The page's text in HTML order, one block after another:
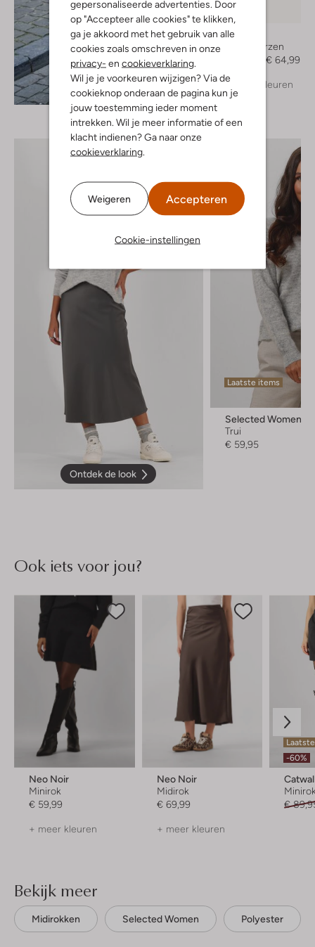
gepersonaliseerde advertenties. Door
op "Accepteer alle cookies" te klikken,
ga je akkoord met het gebruik van alle
cookies zoals omschreven in onze
privacy- en cookieverklaring.
Wil je je voorkeuren wijzigen? Via de
cookieknop onderaan de pagina kun je
jouw toestemming ieder moment
intrekken. Wil je meer informatie of een
klacht indienen? Ga naar onze
cookieverklaring.
Weigeren Accepteren
Cookie-instellingen
Ontdek de look
Mexx
Hoge laarzen
€ 64,99
+ meer kleuren
Ontdek de look
Laatste items
Selected Women
Trui
€ 59,95
Ook iets voor jou?
Neo Noir
Minirok
€ 59,99
+ meer kleuren
Neo Noir
Midirok
€ 69,99
+ meer kleuren
-60%
€
Bekijk meer
Midirokken Selected Women Polyester